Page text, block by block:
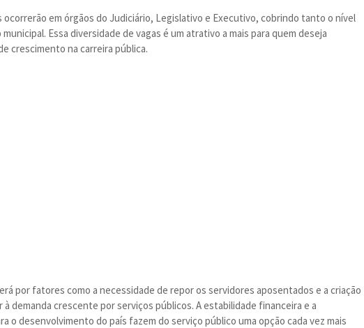
ocorrerão em órgãos do Judiciário, Legislativo e Executivo, cobrindo tanto o nível
Essa diversidade de vagas é um atrativo a mais para quem deseja
crescimento na carreira pública.
por fatores como a necessidade de repor os servidores aposentados e a criação
demanda crescente por serviços públicos. A estabilidade financeira e a
o desenvolvimento do país fazem do serviço público uma opção cada vez mais